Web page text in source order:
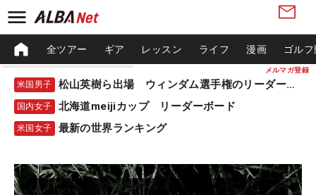
メルマガ登録
全ツアー ギア レッスン ライフ 漫画 ゴル
米国男子 松山英樹ら出場 ウィンダム選手権のリーダーボード
国内女子 北海道meijiカップ リーダーボード
米国女子 最新の世界ランキング